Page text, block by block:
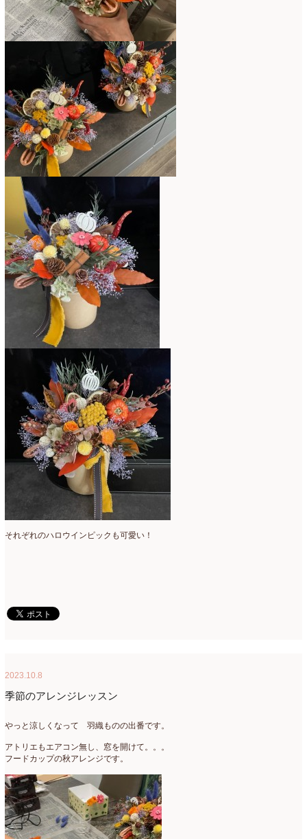
それぞれのハロウインピックも可愛い！
2023.10.8
季節のアレンジレッスン
やっと涼しくなって 羽織ものの出番です。
アトリエもエアコン無し、窓を開けて。。。
フードカップの秋アレンジです。